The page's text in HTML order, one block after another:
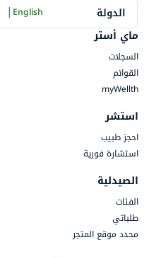
الدولة |English
ماي أستر
السجلات
القوائم
myWellth
استشر
احجز طبيب
استشارة فورية
الصيدلية
الفئات
طلباتي
محدد موقع المتجر